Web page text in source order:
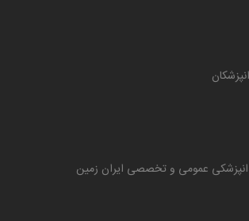
عمومی و تخصصی ایران زمین